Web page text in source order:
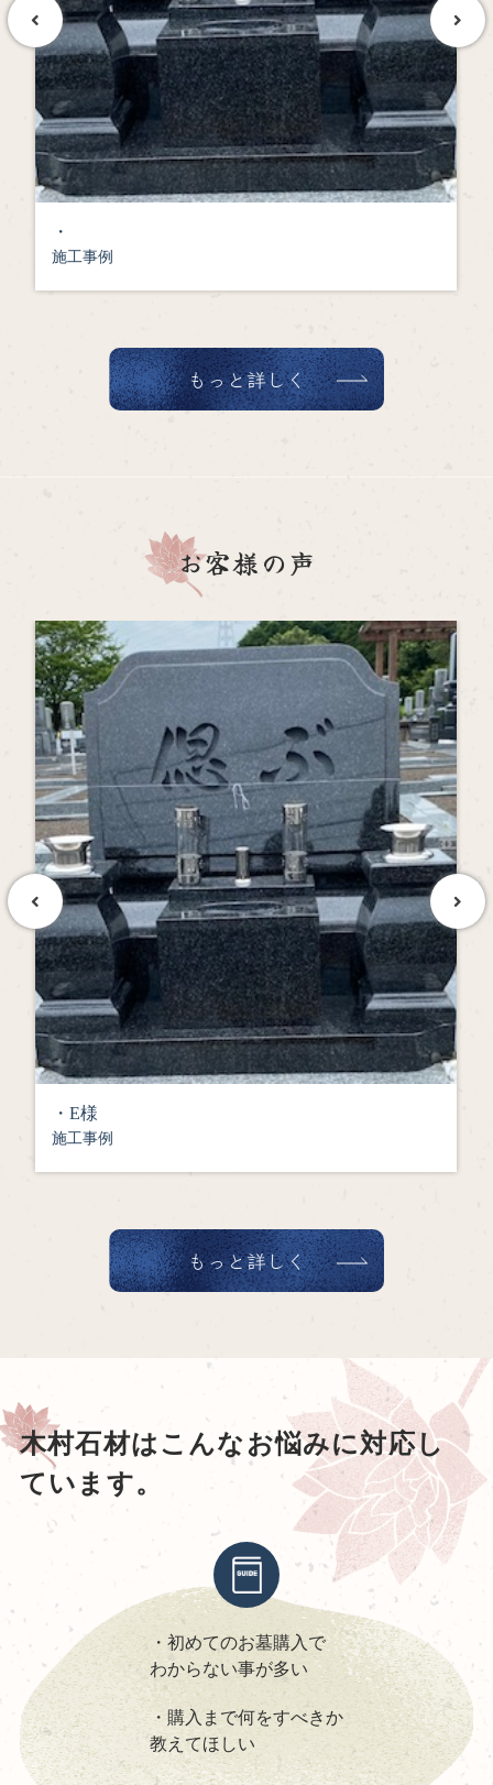
・
施工事例
もっと詳しく
お客様の声
・W様
施工事例
もっと詳しく
木村石材はこんなお悩みに対応し
ています。
・初めてのお墓購入で
わからない事が多い
・購入まで何をすべきか
教えてほしい